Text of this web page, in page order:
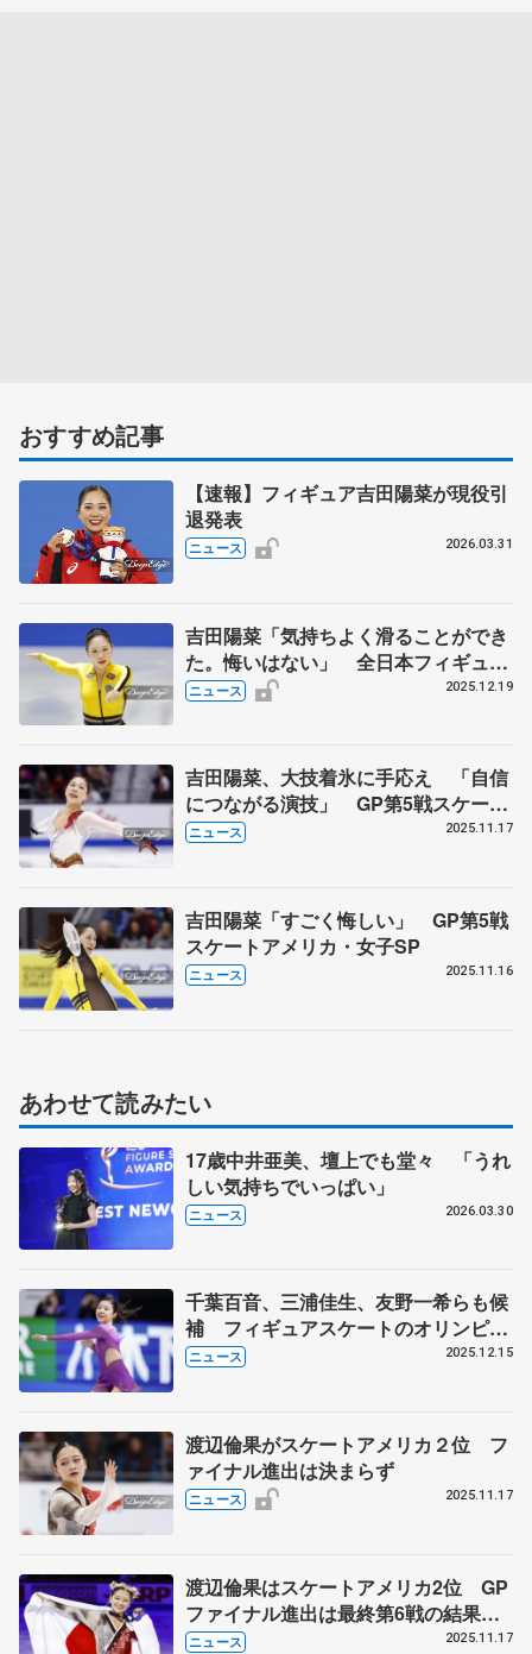
おすすめ記事
【速報】フィギュア吉田陽菜が現役引
退発表
ニュース 2026.03.31
吉田陽菜「気持ちよく滑ることができ
た。悔いはない」 全日本フィギュア
女子SP
ニュース 2025.12.19
吉田陽菜、大技着氷に手応え 「自信
につながる演技」 GP第5戦スケート
アメリカ・女子フリー
ニュース 2025.11.17
吉田陽菜「すごく悔しい」 GP第5戦
スケートアメリカ・女子SP
ニュース 2025.11.16
あわせて読みたい
17歳中井亜美、壇上でも堂々 「うれ
しい気持ちでいっぱい」
ニュース 2026.03.30
千葉百音、三浦佳生、友野一希らも候
補 フィギュアスケートのオリンピッ
ク代表選考
ニュース 2025.12.15
渡辺倫果がスケートアメリカ２位 フ
ァイナル進出は決まらず
ニュース 2025.11.17
渡辺倫果はスケートアメリカ2位 GP
ファイナル進出は最終第6戦の結果待
ちに 吉田陽菜9位、樋口新葉11位
ニュース 2025.11.17